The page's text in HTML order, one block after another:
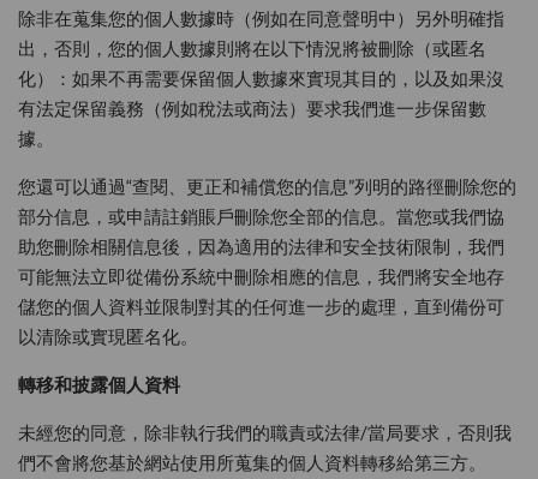
除非在蒐集您的個人數據時（例如在同意聲明中）另外明確指
出，否則，您的個人數據則將在以下情況將被刪除（或匿名
化）：如果不再需要保留個人數據來實現其目的，以及如果沒
有法定保留義務（例如稅法或商法）要求我們進一步保留數
據。
您還可以通過“查閱、更正和補償您的信息”列明的路徑刪除您的
部分信息，或申請註銷賬戶刪除您全部的信息。當您或我們協
助您刪除相關信息後，因為適用的法律和安全技術限制，我們
可能無法立即從備份系統中刪除相應的信息，我們將安全地存
儲您的個人資料並限制對其的任何進一步的處理，直到備份可
以清除或實現匿名化。
轉移和披露個人資料
未經您的同意，除非執行我們的職責或法律/當局要求，否則我
們不會將您基於網站使用所蒐集的個人資料轉移給第三方。